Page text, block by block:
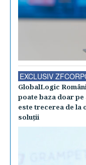
EXCLUSIV
GlobalLogic
poate baza doar
este trecerea de la
soluţii